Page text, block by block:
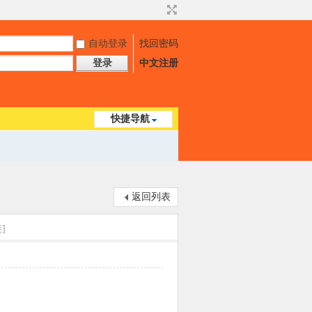
自动登录
找回密码
登录
中文注册
快捷导航
返回列表